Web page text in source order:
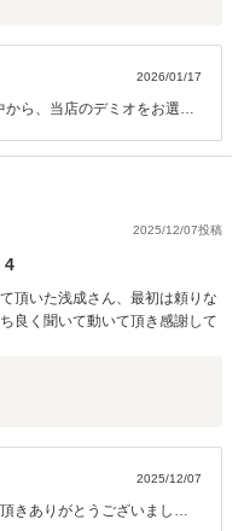
2026/01/17
ら、当店のデミオをお選び
、色々お手数をおかけしま
ぽん様のおかげです。 ま
いたします。またお会いで
カーライフをお送りくださ
2025/12/07投稿
4
頂いた浅成さん、最初は頼りな
良く聞いて動いて頂き感謝して
2025/12/07
きありがとうございまし